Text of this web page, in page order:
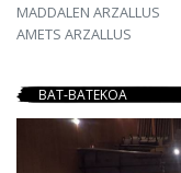
MADDALEN ARZALLUS
AMETS ARZALLUS
BAT-BATEKOA